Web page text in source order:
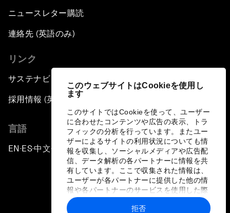
このウェブサイトはCookieを使用し
ます
このサイトではCookieを使って、ユーザー
に合わせたコンテンツや広告の表示、トラ
フィックの分析を行っています。またユー
ザーによるサイトの利用状況についても情
報を収集し、ソーシャルメディアや広告配
信、データ解析の各パートナーに情報を共
有しています。ここで収集された情報は、
ユーザーが各パートナーに提供した他の情
報や各パートナーのサービスを使用した際
に収集された情報と組み合わされ、各パー
トナーによって使用されることがありま
拒否
ニュースレター購読
連絡先 (英語のみ)
リンク
サステナビリティへの取り組み
採用情報 (英語のみ)
言語
EN ▪ES▪中文▪ 日本語